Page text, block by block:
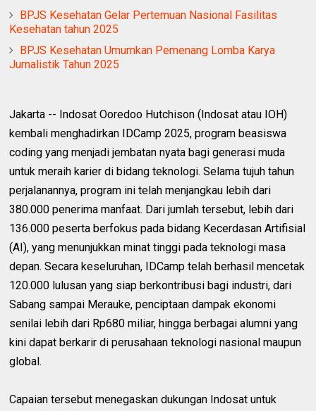
BPJS Kesehatan Gelar Pertemuan Nasional Fasilitas
Kesehatan tahun 2025
BPJS Kesehatan Umumkan Pemenang Lomba Karya
Jurnalistik Tahun 2025‎
‎Jakarta -- Indosat Ooredoo Hutchison (Indosat atau IOH)
kembali menghadirkan IDCamp 2025, program beasiswa
coding yang menjadi jembatan nyata bagi generasi muda
untuk meraih karier di bidang teknologi. Selama tujuh tahun
perjalanannya, program ini telah menjangkau lebih dari
380.000 penerima manfaat. Dari jumlah tersebut, lebih dari
136.000 peserta berfokus pada bidang Kecerdasan Artifisial
(AI), yang menunjukkan minat tinggi pada teknologi masa
depan. Secara keseluruhan, IDCamp telah berhasil mencetak
120.000 lulusan yang siap berkontribusi bagi industri, dari
Sabang sampai Merauke, penciptaan dampak ekonomi
senilai lebih dari Rp680 miliar, hingga berbagai alumni yang
kini dapat berkarir di perusahaan teknologi nasional maupun
global.
‎Capaian tersebut menegaskan dukungan Indosat untuk